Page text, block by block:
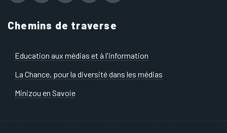
Chemins de traverse
Education aux médias et à l'information
La Chance, pour la diversité dans les médias
Minizou en Savoie